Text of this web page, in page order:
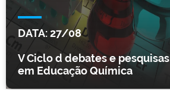
DATA:27/08
V Ciclo d debates e pesquisas
em Educação Química